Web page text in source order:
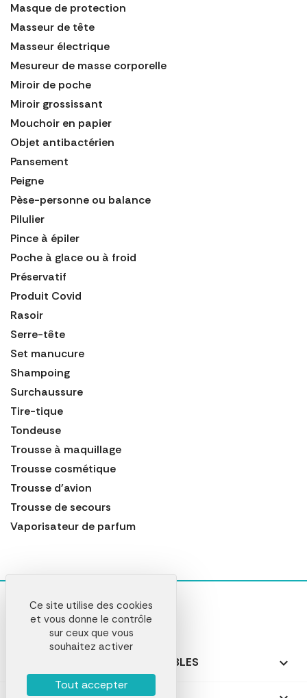
Masque de protection
Masseur de tête
Masseur électrique
Mesureur de masse corporelle
Miroir de poche
Miroir grossissant
Mouchoir en papier
Objet antibactérien
Pansement
Peigne
Pèse-personne ou balance
Pilulier
Pince à épiler
Poche à glace ou à froid
Préservatif
Produit Covid
Rasoir
Serre-tête
Set manucure
Shampoing
Surchaussure
Tire-tique
Tondeuse
Trousse à maquillage
Trousse cosmétique
Trousse d'avion
Trousse de secours
Vaporisateur de parfum
NOS PRODUITS PERSONNALISABLES 
Ce site utilise des cookies
et vous donne le contrôle
sur ceux que vous
souhaitez activer
Tout accepter